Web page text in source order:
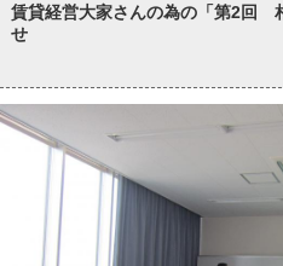
賃貸経営大家さんの為の「第2回
せ